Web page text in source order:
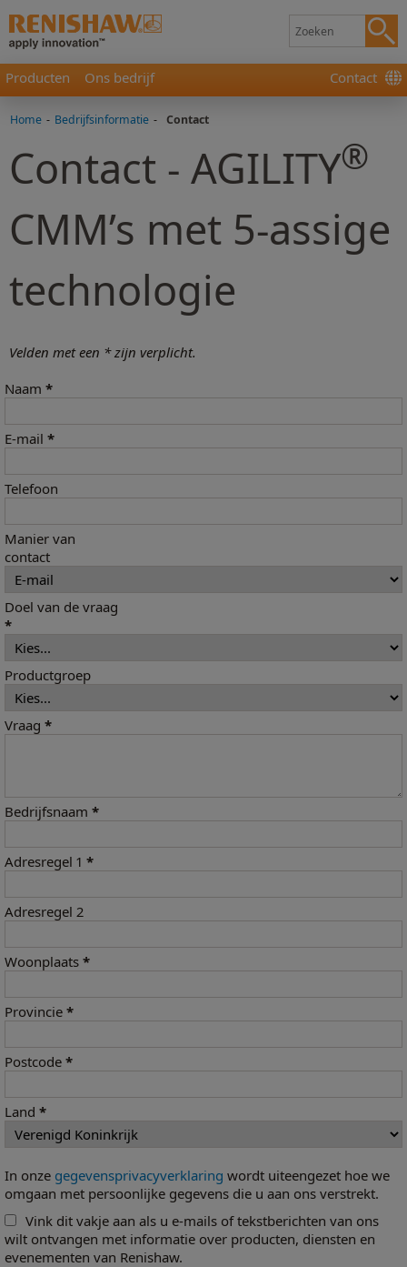
Producten Ons bedrijf Contact
Home - Bedrijfsinformatie - Contact
Contact - AGILITY®
CMM’s met 5-assige
technologie
Velden met een * zijn verplicht.
Naam *
E-mail *
Telefoon
Manier van
contact
Doel van de vraag
*
Productgroep
Vraag *
Bedrijfsnaam *
Adresregel 1 *
Adresregel 2
Woonplaats *
Provincie *
Postcode *
Land *
In onze gegevensprivacyverklaring wordt uiteengezet hoe we
omgaan met persoonlijke gegevens die u aan ons verstrekt.
Vink dit vakje aan als u e-mails of tekstberichten van ons
wilt ontvangen met informatie over producten, diensten en
evenementen van Renishaw.